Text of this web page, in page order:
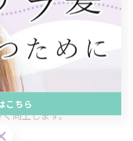
湿成分や補修成分を豊富に
するケースが多いです。
合わせて施術方法を細か
スクも少なく理想の美髪
最新トレンドを取り入れ
いる美容院を選ぶこと
向上します。
こちら